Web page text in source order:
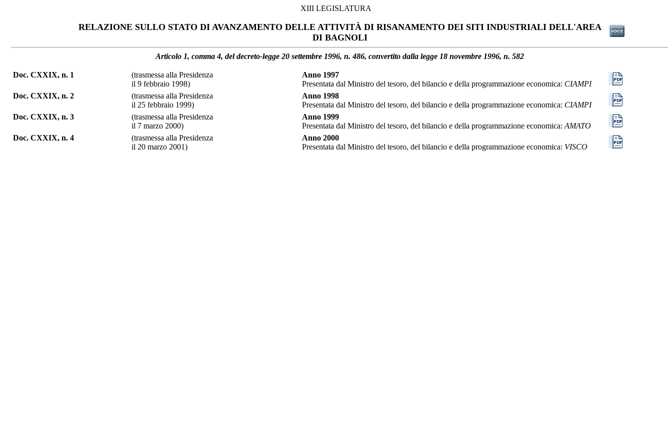
XIII LEGISLATURA
RELAZIONE SULLO STATO DI AVANZAMENTO DELLE ATTIVITÀ DI RISANAMENTO DEI SITI INDUSTRIALI DELL'AREA
DI BAGNOLI
Articolo 1, comma 4, del decreto-legge 20 settembre 1996, n. 486, convertito dalla legge 18 novembre 1996, n. 582
Doc. CXXIX, n. 1
(trasmessa alla Presidenza
il 9 febbraio 1998)
Anno 1997
Presentata dal Ministro del tesoro, del bilancio e della programmazione economica: CIAMPI
Doc. CXXIX, n. 2
(trasmessa alla Presidenza
il 25 febbraio 1999)
Anno 1998
Presentata dal Ministro del tesoro, del bilancio e della programmazione economica: CIAMPI
Doc. CXXIX, n. 3
(trasmessa alla Presidenza
il 7 marzo 2000)
Anno 1999
Presentata dal Ministro del tesoro, del bilancio e della programmazione economica: AMATO
Doc. CXXIX, n. 4
(trasmessa alla Presidenza
il 20 marzo 2001)
Anno 2000
Presentata dal Ministro del tesoro, del bilancio e della programmazione economica: VISCO